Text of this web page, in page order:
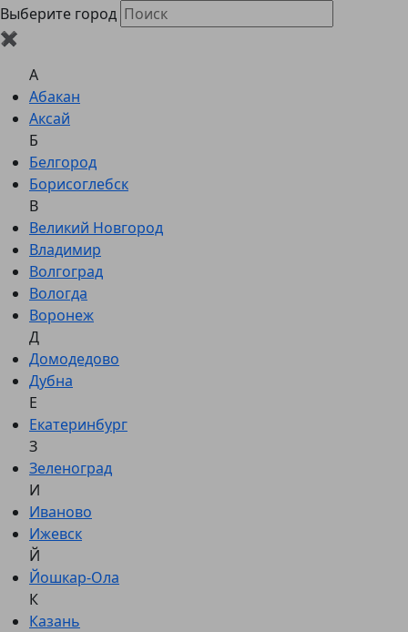
Выберите город
✖
A
Абакан
Аксай
Б
Белгород
Борисоглебск
В
Великий Новгород
Владимир
Волгоград
Вологда
Воронеж
Д
Домодедово
Дубна
Е
Екатеринбург
З
Зеленоград
И
Иваново
Ижевск
Й
Йошкар-Ола
К
Казань